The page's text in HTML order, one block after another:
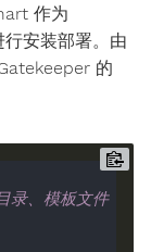
作为
安装部署。由
的
、模板文件